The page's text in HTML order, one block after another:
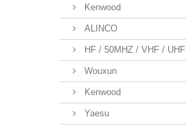
Kenwood
ALINCO
HF / 50MHZ / VHF / UHF
Wouxun
Kenwood
Yaesu